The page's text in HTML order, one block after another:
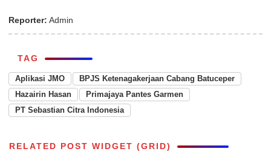
Reporter: Admin
TAG
Aplikasi JMO
BPJS Ketenagakerjaan Cabang Batuceper
Hazairin Hasan
Primajaya Pantes Garmen
PT Sebastian Citra Indonesia
RELATED POST WIDGET (GRID)